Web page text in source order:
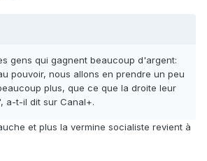
gens qui gagnent beaucoup d'argent:
pouvoir, nous allons en prendre un peu
plus, que ce que la droite leur
a-t-il dit sur Canal+.
et plus la vermine socialiste revient à